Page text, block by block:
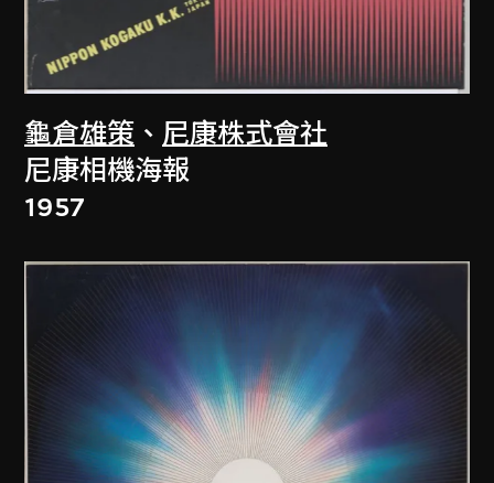
龜倉雄策 、 尼康株式會社
尼康相機海報
1957